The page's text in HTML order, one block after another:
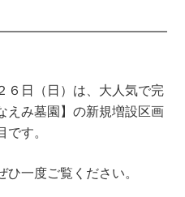
６日（日）は、大人気で完
えみ墓園】の新規増設区画
す。
一度ご覧ください。